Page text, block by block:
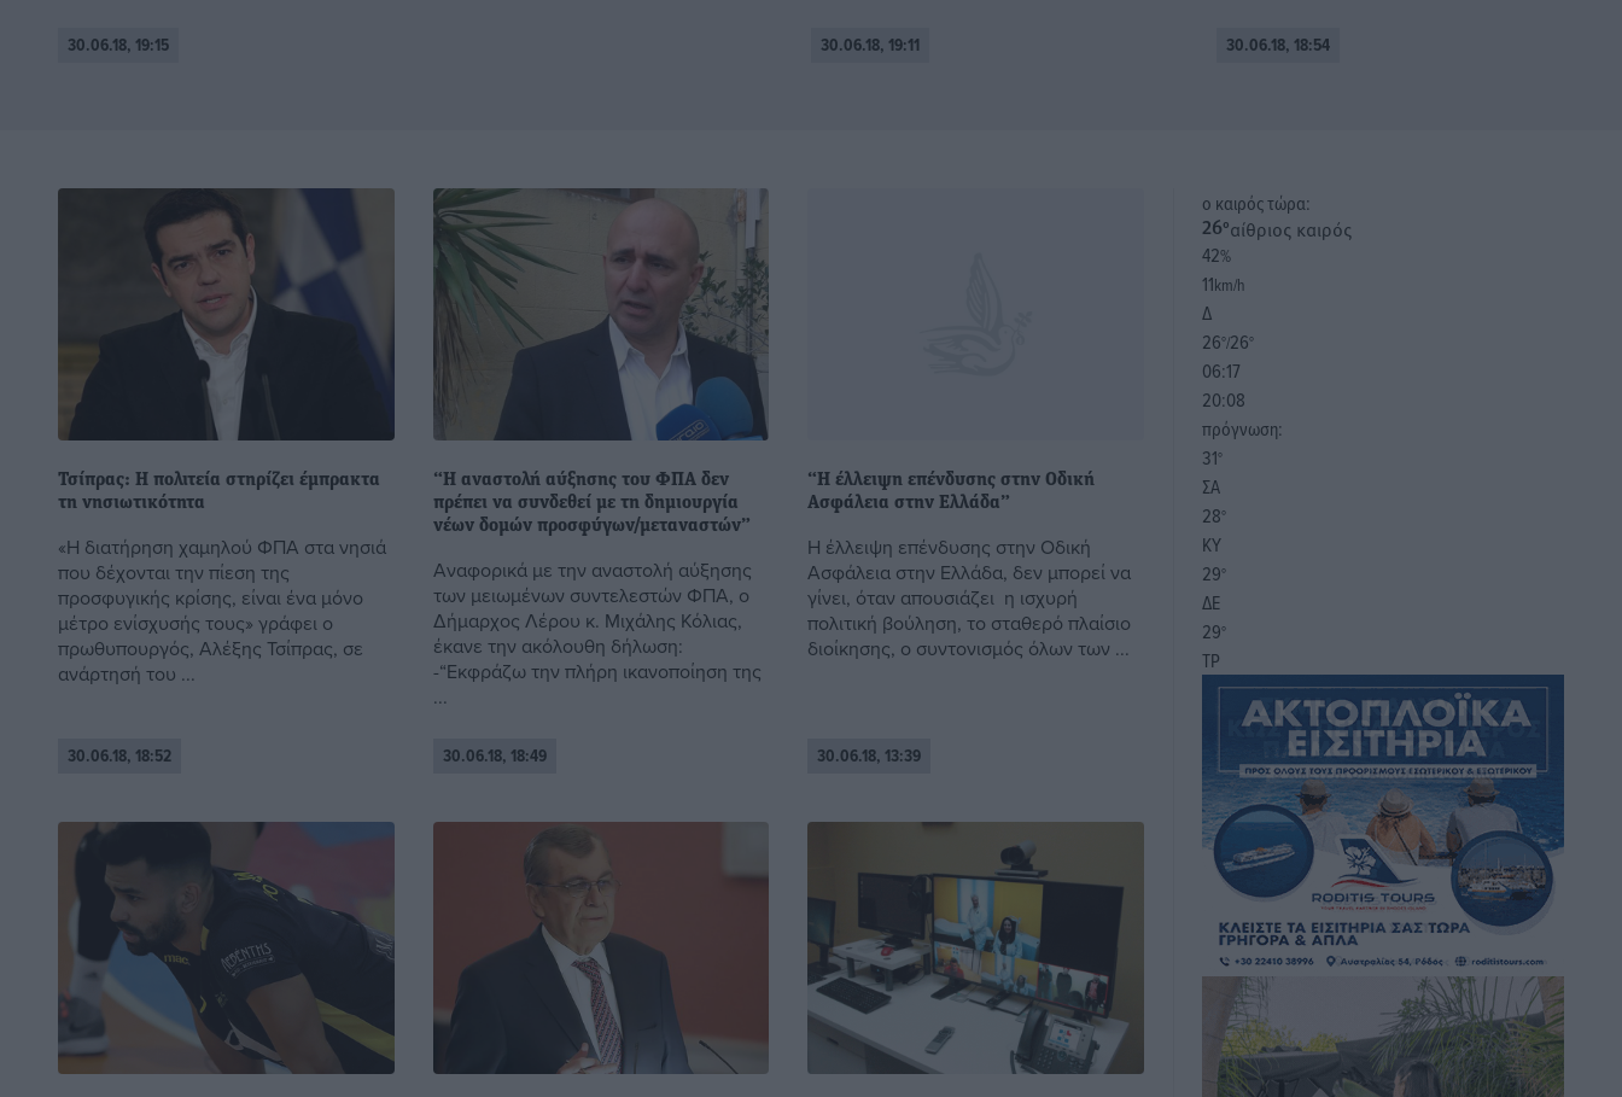
30.06.18, 19:15 30.06.18, 19:11 30.06.18, 18:54
Τσίπρας: Η πολιτεία στηρίζει έμπρακτα
τη νησιωτικότητα
«Η διατήρηση χαμηλού ΦΠΑ στα νησιά
που δέχονται την πίεση της
προσφυγικής κρίσης, είναι ένα μόνο
μέτρο ενίσχυσής τους» γράφει ο
πρωθυπουργός, Αλέξης Τσίπρας, σε
ανάρτησή του ...
30.06.18, 18:52
“Η αναστολή αύξησης του ΦΠΑ δεν
πρέπει να συνδεθεί με τη δημιουργία
νέων δομών προσφύγων/μεταναστών”
Αναφορικά με την αναστολή αύξησης
των μειωμένων συντελεστών ΦΠΑ, ο
Δήμαρχος Λέρου κ. Μιχάλης Κόλιας,
έκανε την ακόλουθη δήλωση:
-“Εκφράζω την πλήρη ικανοποίηση της
...
30.06.18, 18:49
“Η έλλειψη επένδυσης στην Οδική
Ασφάλεια στην Ελλάδα”
Η έλλειψη επένδυσης στην Οδική
Ασφάλεια στην Ελλάδα, δεν μπορεί να
γίνει, όταν απουσιάζει η ισχυρή
πολιτική βούληση, το σταθερό πλαίσιο
διοίκησης, ο συντονισμός όλων των ...
30.06.18, 13:39
o καιρός τώρα:
26°αίθριος καιρός
42%
11km/h
Δ
26°/26°
06:17
20:08
πρόγνωση:
31°
ΣΑ
28°
ΚΥ
29°
ΔΕ
29°
ΤΡ